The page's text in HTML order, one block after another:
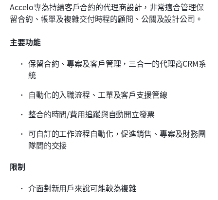
Accelo專為持續客戶合約的代理商設計，非常適合管理保
留合約、帳單及複雜交付時程的顧問、公關及設計公司。
主要功能
保留合約、專案及客戶管理，三合一的代理商CRM系
統
自動化的入職流程、工單及客戶支援管線
整合的時間/費用追蹤與自動開立發票
可自訂的工作流程自動化，促進銷售、專案及財務團
隊間的交接
限制
介面對新用戶來說可能較為複雜